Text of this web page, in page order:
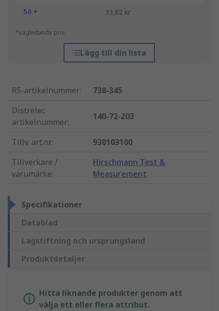
50 +
33,82 kr
*vägledande pris
Lägg till din lista
RS-artikelnummer:
738-345
Distrelec
artikelnummer:
140-72-203
Tillv. art.nr:
930103100
Tillverkare /
varumärke:
Hirschmann Test &
Measurement
Specifikationer
Datablad
Lagstiftning och ursprungsland
Produktdetaljer
Hitta liknande produkter genom att
välja ett eller flera attribut.